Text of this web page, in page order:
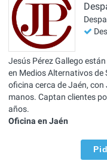
Jesús Pérez Gallego
en Medios Alternativos de
oficina cerca de Jaén, con
manos. Captan clientes
años.
Oficina en Jaén